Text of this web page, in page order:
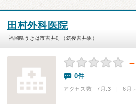
田村外科医院
福岡県うきは市吉井町（筑後吉井駅）
－
0件
アクセス数 7月:3 | 6月:-